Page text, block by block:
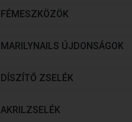
FÉMESZKÖZÖK
MARILYNAILS ÚJDONSÁGOK
DÍSZÍTŐ ZSELÉK
AKRILZSELÉK